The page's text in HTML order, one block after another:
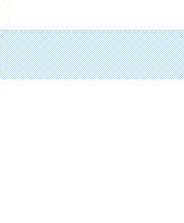
ル